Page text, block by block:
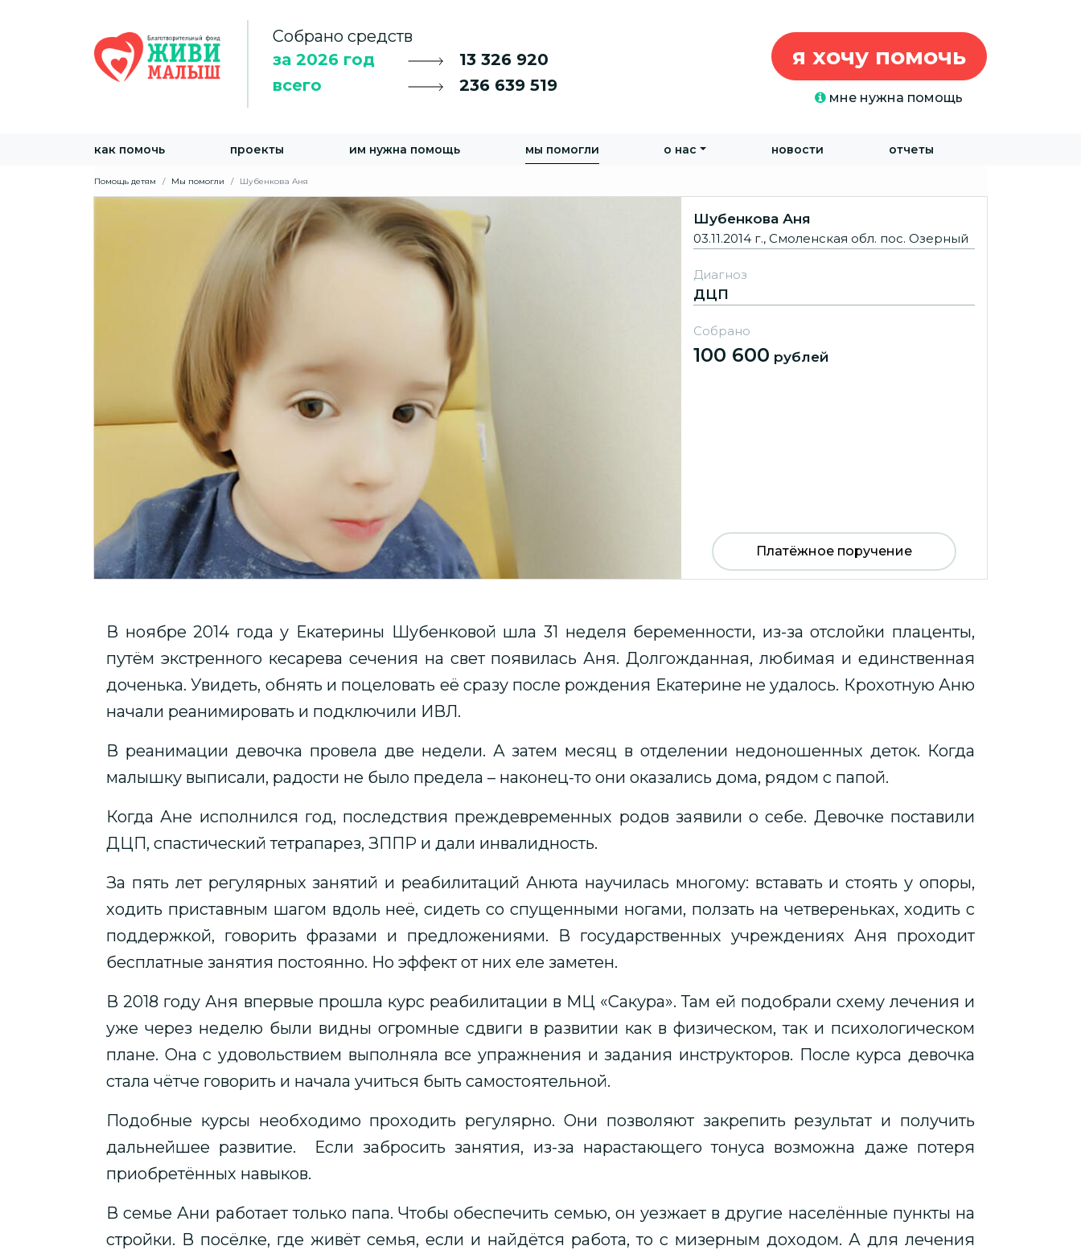
Собрано средств
за 2026 год
13 326 920
всего
236 639 519
я хочу помочь
мне нужна помощь
как помочь проекты им нужна помощь мы помогли о нас новости отчеты
Помощь детям Мы помогли Шубенкова Аня
Шубенкова Аня
03.11.2014 г., Смоленская обл. пос. Озерный
Диагноз
ДЦП
Собрано
100 600 рублей
Платёжное поручение
В ноябре 2014 года у Екатерины Шубенковой шла 31 неделя беременности, из-за отслойки плаценты,
путём экстренного кесарева сечения на свет появилась Аня. Долгожданная, любимая и единственная
доченька. Увидеть, обнять и поцеловать её сразу после рождения Екатерине не удалось. Крохотную Аню
начали реанимировать и подключили ИВЛ.
В реанимации девочка провела две недели. А затем месяц в отделении недоношенных деток. Когда
малышку выписали, радости не было предела – наконец-то они оказались дома, рядом с папой.
Когда Ане исполнился год, последствия преждевременных родов заявили о себе. Девочке поставили
ДЦП, спастический тетрапарез, ЗППР и дали инвалидность.
За пять лет регулярных занятий и реабилитаций Анюта научилась многому: вставать и стоять у опоры,
ходить приставным шагом вдоль неё, сидеть со спущенными ногами, ползать на четвереньках, ходить с
поддержкой, говорить фразами и предложениями. В государственных учреждениях Аня проходит
бесплатные занятия постоянно. Но эффект от них еле заметен.
В 2018 году Аня впервые прошла курс реабилитации в МЦ «Сакура». Там ей подобрали схему лечения и
уже через неделю были видны огромные сдвиги в развитии как в физическом, так и психологическом
плане. Она с удовольствием выполняла все упражнения и задания инструкторов. После курса девочка
стала чётче говорить и начала учиться быть самостоятельной.
Подобные курсы необходимо проходить регулярно. Они позволяют закрепить результат и получить
дальнейшее развитие. Если забросить занятия, из-за нарастающего тонуса возможна даже потеря
приобретённых навыков.
В семье Ани работает только папа. Чтобы обеспечить семью, он уезжает в другие населённые пункты на
стройки. В посёлке, где живёт семья, если и найдётся работа, то с мизерным доходом. А для лечения